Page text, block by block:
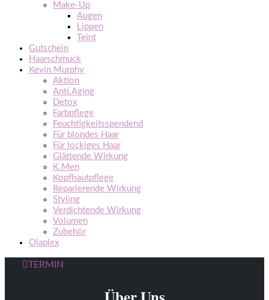
Make-Up
Augen
Lippen
Teint
Gutschein
Haarschmuck
Kevin Murphy
Aktion
Anti.Aging
Detox
Farbpflege
Feuchtigkeitsspendend
Für blondes Haar
Für lockiges Haar
Glättende Wirkung
K.Men
Kopfhautpflege
Reparierende Wirkung
Styling
Verdichtende Wirkung
Volumen
Zubehör
Olaplex
TERMIN